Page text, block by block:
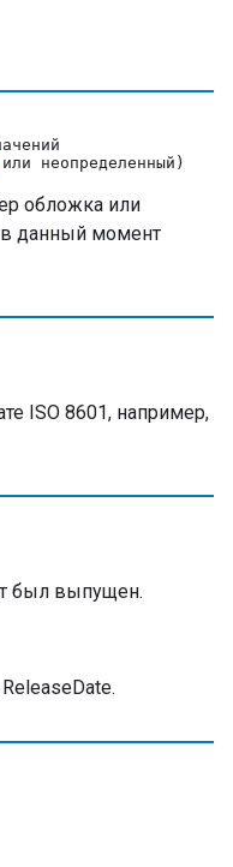
или неопределенный)
обложка или
данный момент
ISO 8601, например,
был выпущен.